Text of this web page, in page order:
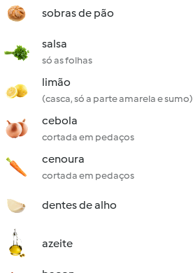
sobras de pão
salsa
só as folhas
limão
(casca, só a parte amarela e sumo)
cebola
cortada em pedaços
cenoura
cortada em pedaços
dentes de alho
azeite